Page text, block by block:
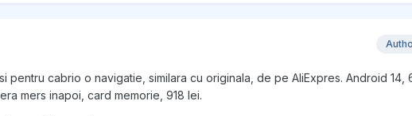
pentru cabrio o navigatie, similara cu originala, de pe AliExpres. Android 14,
mers inapoi, card memorie, 918 lei.